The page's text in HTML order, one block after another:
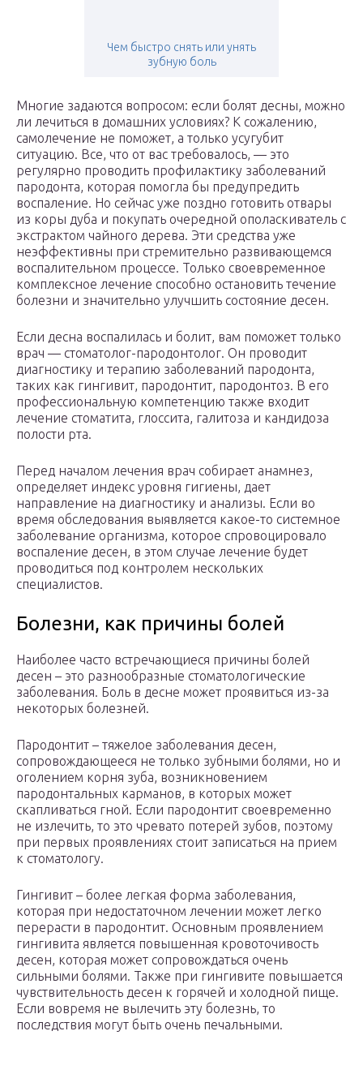
Чем быстро снять или унять
зубную боль
Многие задаются вопросом: если болят десны, можно
ли лечиться в домашних условиях? К сожалению,
самолечение не поможет, а только усугубит
ситуацию. Все, что от вас требовалось, — это
регулярно проводить профилактику заболеваний
пародонта, которая помогла бы предупредить
воспаление. Но сейчас уже поздно готовить отвары
из коры дуба и покупать очередной ополаскиватель с
экстрактом чайного дерева. Эти средства уже
неэффективны при стремительно развивающемся
воспалительном процессе. Только своевременное
комплексное лечение способно остановить течение
болезни и значительно улучшить состояние десен.
Если десна воспалилась и болит, вам поможет только
врач — стоматолог-пародонтолог. Он проводит
диагностику и терапию заболеваний пародонта,
таких как гингивит, пародонтит, пародонтоз. В его
профессиональную компетенцию также входит
лечение стоматита, глоссита, галитоза и кандидоза
полости рта.
Перед началом лечения врач собирает анамнез,
определяет индекс уровня гигиены, дает
направление на диагностику и анализы. Если во
время обследования выявляется какое-то системное
заболевание организма, которое спровоцировало
воспаление десен, в этом случае лечение будет
проводиться под контролем нескольких
специалистов.
Болезни, как причины болей
Наиболее часто встречающиеся причины болей
десен – это разнообразные стоматологические
заболевания. Боль в десне может проявиться из-за
некоторых болезней.
Пародонтит – тяжелое заболевания десен,
сопровождающееся не только зубными болями, но и
оголением корня зуба, возникновением
пародонтальных карманов, в которых может
скапливаться гной. Если пародонтит своевременно
не излечить, то это чревато потерей зубов, поэтому
при первых проявлениях стоит записаться на прием
к стоматологу.
Гингивит – более легкая форма заболевания,
которая при недостаточном лечении может легко
перерасти в пародонтит. Основным проявлением
гингивита является повышенная кровоточивость
десен, которая может сопровождаться очень
сильными болями. Также при гингивите повышается
чувствительность десен к горячей и холодной пище.
Если вовремя не вылечить эту болезнь, то
последствия могут быть очень печальными.